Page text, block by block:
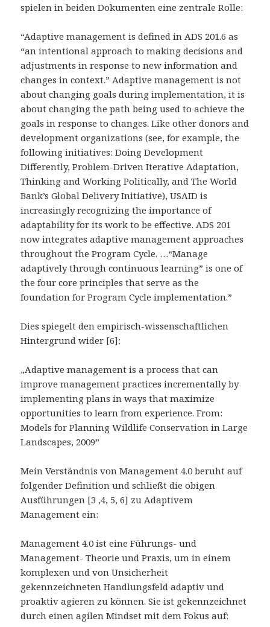
spielen in beiden Dokumenten eine zentrale Rolle:
“Adaptive management is defined in ADS 201.6 as
“an intentional approach to making decisions and
adjustments in response to new information and
changes in context.” Adaptive management is not
about changing goals during implementation, it is
about changing the path being used to achieve the
goals in response to changes. Like other donors and
development organizations (see, for example, the
following initiatives: Doing Development
Differently, Problem-Driven Iterative Adaptation,
Thinking and Working Politically, and The World
Bank’s Global Delivery Initiative), USAID is
increasingly recognizing the importance of
adaptability for its work to be effective. ADS 201
now integrates adaptive management approaches
throughout the Program Cycle. …“Manage
adaptively through continuous learning” is one of
the four core principles that serve as the
foundation for Program Cycle implementation.”
Dies spiegelt den empirisch-wissenschaftlichen
Hintergrund wider [6]:
„Adaptive management is a process that can
improve management practices incrementally by
implementing plans in ways that maximize
opportunities to learn from experience. From:
Models for Planning Wildlife Conservation in Large
Landscapes, 2009”
Mein Verständnis von Management 4.0 beruht auf
folgender Definition und schließt die obigen
Ausführungen [3 ,4, 5, 6] zu Adaptivem
Management ein:
Management 4.0 ist eine Führungs- und
Management- Theorie und Praxis, um in einem
komplexen und von Unsicherheit
gekennzeichneten Handlungsfeld adaptiv und
proaktiv agieren zu können. Sie ist gekennzeichnet
durch einen agilen Mindset mit dem Fokus auf: